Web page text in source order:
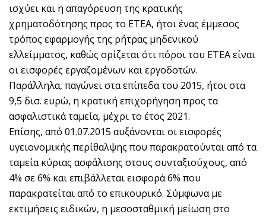
ισχύει και η απαγόρευση της κρατικής
χρηματοδότησης προς το ΕΤΕΑ, ήτοι ένας έμμεσος
τρόπος εφαρμογής της ρήτρας μηδενικού
ελλείμματος, καθώς ορίζεται ότι πόροι του ΕΤΕΑ είναι
οι εισφορές εργαζομένων και εργοδοτών.
Παράλληλα, παγώνει στα επίπεδα του 2015, ήτοι στα
9,5 δισ. ευρώ, η κρατική επιχορήγηση προς τα
ασφαλιστικά ταμεία, μέχρι το έτος 2021.
Επίσης, από 01.07.2015 αυξάνονται οι εισφορές
υγειονομικής περίθαλψης που παρακρατούνται από τα
ταμεία κύριας ασφάλισης στους συνταξιούχους, από
4% σε 6% και επιβάλλεται εισφορά 6% που
παρακρατείται από το επικουρικό. Σύμφωνα με
εκτιμήσεις ειδικών, η μεσοσταθμική μείωση στο